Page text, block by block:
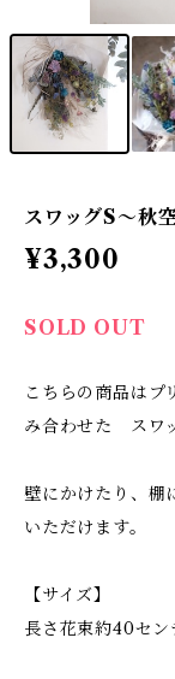
スワッグS〜秋
¥3,300
SOLD OUT
こちらの商品はプ
み合わせた スワ
壁にかけたり、棚
いただけます。
【サイズ】
長さ花束約40セ